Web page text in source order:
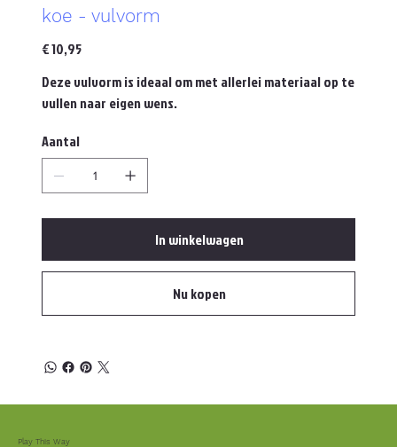
koe - vulvorm
Prijs
€ 10,95
Deze vulvorm is ideaal om met allerlei materiaal op te
vullen naar eigen wens.
Aantal
In winkelwagen
Nu kopen
Play This Way